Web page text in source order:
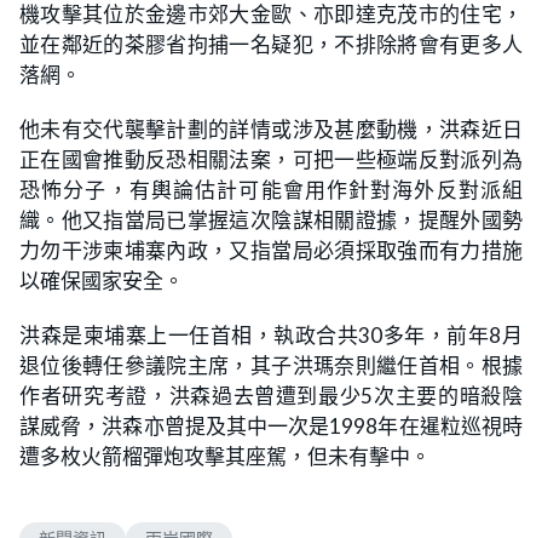
機攻擊其位於金邊市郊大金歐、亦即達克茂市的住宅，
並在鄰近的茶膠省拘捕一名疑犯，不排除將會有更多人
落網。
他未有交代襲擊計劃的詳情或涉及甚麼動機，洪森近日
正在國會推動反恐相關法案，可把一些極端反對派列為
恐怖分子，有輿論估計可能會用作針對海外反對派組
織。他又指當局已掌握這次陰謀相關證據，提醒外國勢
力勿干涉柬埔寨內政，又指當局必須採取強而有力措施
以確保國家安全。
洪森是柬埔寨上一任首相，執政合共30多年，前年8月
退位後轉任參議院主席，其子洪瑪奈則繼任首相。根據
作者研究考證，洪森過去曾遭到最少5次主要的暗殺陰
謀威脅，洪森亦曾提及其中一次是1998年在暹粒巡視時
遭多枚火箭榴彈炮攻擊其座駕，但未有擊中。